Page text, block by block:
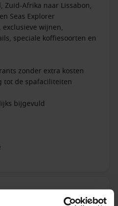
Zuid-Afrika naar Lissabon,
Seas Explorer
wijnen,
speciale koffiesoorten en
zonder extra kosten
tot de spafaciliteiten
bijgevuld
+ All Inclusive toevoegen